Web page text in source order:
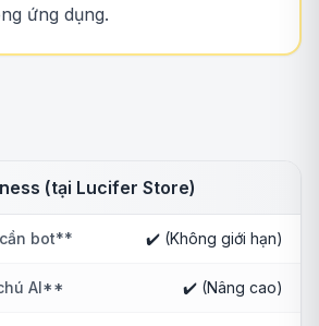
ứng dụng.
(tại Lucifer Store)
bot** ✔️ (Không giới hạn)
AI** ✔️ (Nâng cao)